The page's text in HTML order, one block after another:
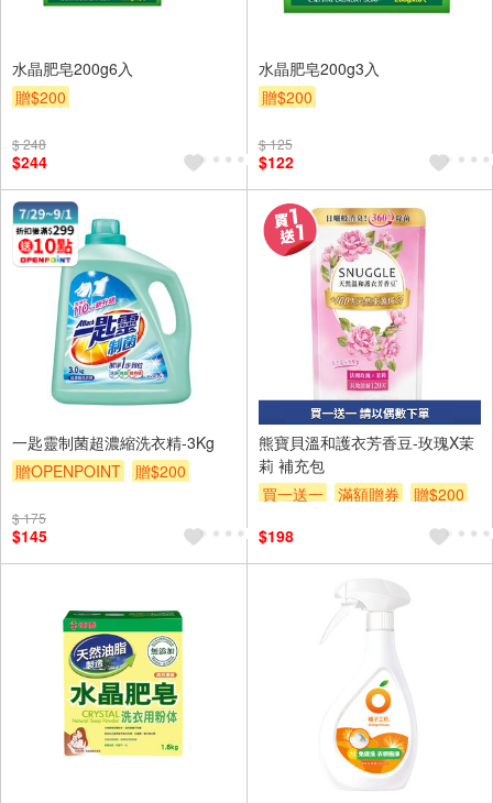
水晶肥皂200g6入
贈$200
$ 248
$244
水晶肥皂200g3入
贈$200
$ 125
$122
一匙靈制菌超濃縮洗衣精-3Kg
贈OPENPOINT
贈$200
$ 175
$145
熊寶貝溫和護衣芳香豆-玫瑰X茉
莉 補充包
買一送一
滿額贈券
贈$200
$198